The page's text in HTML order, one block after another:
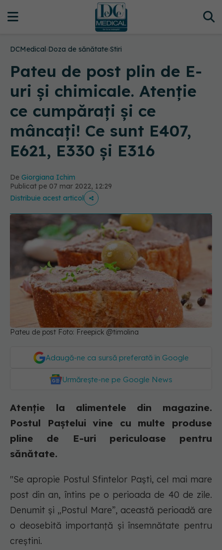
DCMedical›Doza de sănătate›Stiri
Pateu de post plin de E-
uri și chimicale. Atenție
ce cumpărați și ce
mâncați! Ce sunt E407,
E621, E330 și E316
De Giorgiana Ichim
Publicat pe 07 mar 2022, 12:29
Distribuie acest articol
Pateu de post Foto: Freepick @timolina
Adaugă-ne ca sursă preferată în Google
Urmărește-ne pe Google News
Atenție la alimentele din magazine.
Postul Paștelui vine cu multe produse
pline de E-uri periculoase pentru
sănătate.
"Se apropie Postul Sfintelor Paști, cel mai mare
post din an, întins pe o perioada de 40 de zile.
Denumit și „Postul Mare”, această perioadă are
o deosebită importanță și însemnătate pentru
creștini.